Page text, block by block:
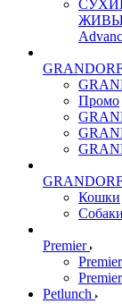
Промо
Кошки
Собаки
Premier
Petlunch